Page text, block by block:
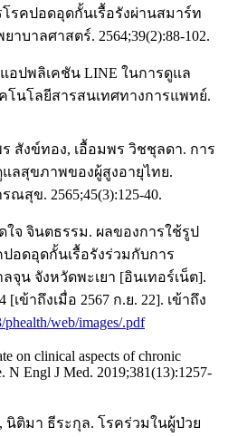
รคปอดอุดกั้นเรื้อรังผ่านสมาร์ท
บาลศาสตร์. 2564;39(2):88-102.
อปพลิเคชัน LINE ในการดูแล
โนโลยีสารสนเทศทางการแพทย์.
สังข์ทอง, เอื้อมพร วิชชุลดา. การ
ลสุขภาพของผู้สูงอายุไทย.
สุข. 2565;45(3):125-40.
จ จินตธรรม. ผลของการใช้รูป
อดอุดกั้นเรื้อรังร่วมกับการ
จุน จังหวัดพะเยา [อินเทอร์เน็ต].
เข้าถึงเมื่อ 2567 ก.ย. 22]. เข้าถึง
web/images/.pdf
on clinical aspects of chronic
N Engl J Med. 2019;381(13):1257-
ติมา ธีระกุล. โรคร่วมในผู้ป่วย